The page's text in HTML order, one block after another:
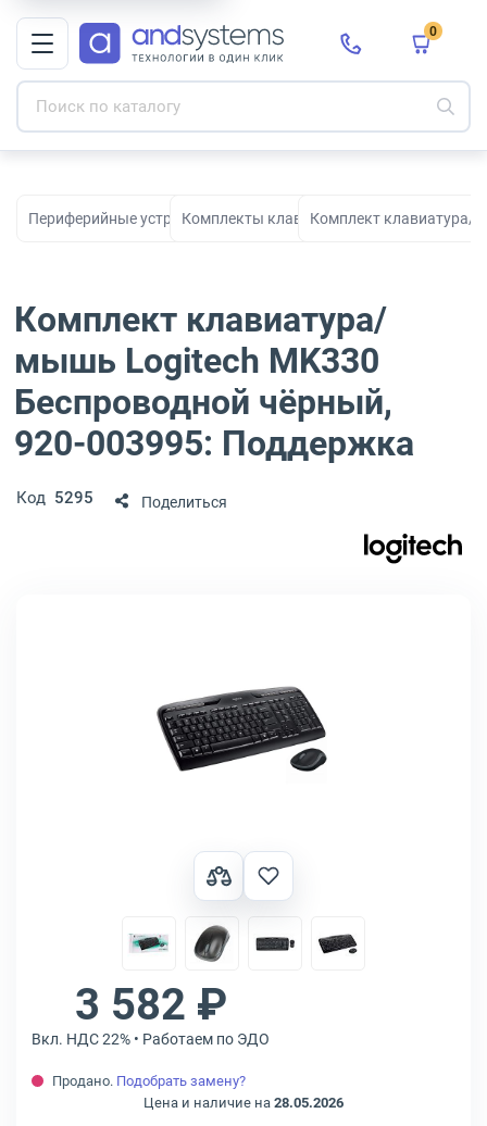
0
Периферийные устройства для рабочих мест, офиса и дома
Комплекты клавиатур и мышей
Комплект клавиатура/
Комплект клавиатура/
мышь Logitech MK330
Беспроводной чёрный,
920-003995: Поддержка
Код 5295 Поделиться
3 582 ₽
Вкл. НДС 22% • Работаем по ЭДО
Продано. Подобрать замену?
Цена и наличие на 28.05.2026